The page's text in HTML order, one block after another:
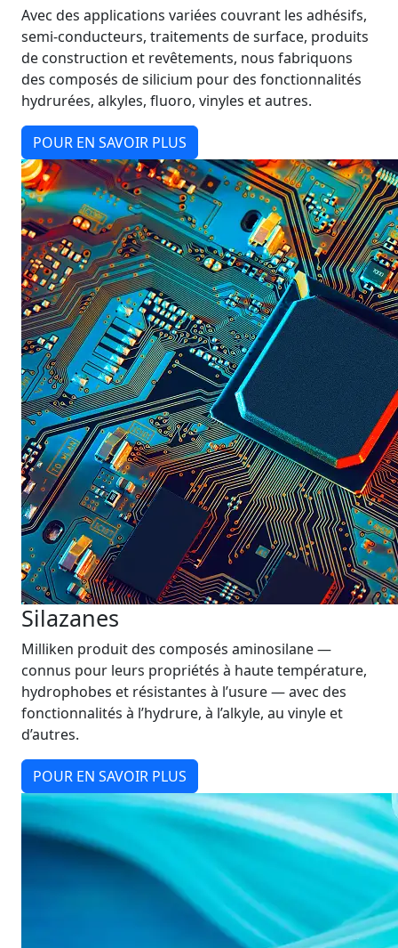
Avec des applications variées couvrant les adhésifs,
semi-conducteurs, traitements de surface, produits
de construction et revêtements, nous fabriquons
des composés de silicium pour des fonctionnalités
hydrurées, alkyles, fluoro, vinyles et autres.
POUR EN SAVOIR PLUS
Silazanes
Milliken produit des composés aminosilane —
connus pour leurs propriétés à haute température,
hydrophobes et résistantes à l’usure — avec des
fonctionnalités à l’hydrure, à l’alkyle, au vinyle et
d’autres.
POUR EN SAVOIR PLUS